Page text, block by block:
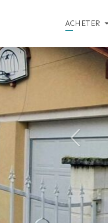
ACHETER